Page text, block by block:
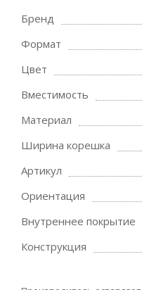
Бренд
Формат
Цвет
Вместимость
Материал
Ширина корешка
Артикул
Ориентация
Внутреннее покрытие
Конструкция